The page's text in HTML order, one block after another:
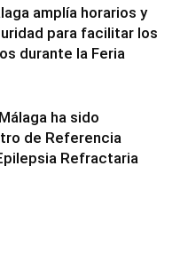
amplía horarios y
para facilitar los
durante la Feria
ha sido
de Referencia
Refractaria